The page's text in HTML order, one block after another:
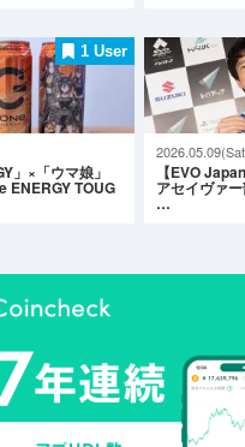
1 User
」×「ウマ娘」
ENERGY TOUG
【EVO
アセイヴァ
…